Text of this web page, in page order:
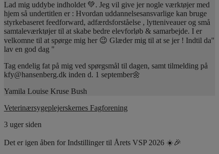
Lad mig uddybe indholdet 💚. Jeg vil give jer nogle værktøjer med
hjem så undertitlen er : Hvordan uddannelsesansvarlige kan bruge
styrkebaseret feedforward, adfærdsforståelse , lytteniveauer og små
samtaleværktøjer til at skabe bedre elevforløb & samarbejde. I er
velkomne til at spørge mig her 😉 Glæder mig til at se jer ! Indtil da"
lav en god dag "
Tag endelig fat på mig ved spørgsmål til dagen, samt tilmelding på
kfy@hansenberg.dk inden d. 1 september🌼
Yamila Louise Kruse Bush
Veterinærsygeplejerskernes Fagforening
3 uger siden
Det er igen åben for Indstillinger til Årets VSP 2026 ☀️🎉